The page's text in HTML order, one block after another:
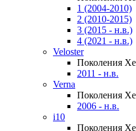
1 (2004-2010)
2 (2010-2015)
3 (2015 - н.в.)
4 (2021 - н.в.)
Veloster
Поколения
2011 - н.в.
Verna
Поколения
2006 - н.в.
i10
Поколения